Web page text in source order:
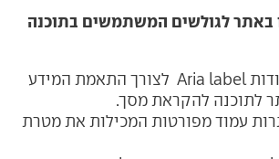
לגולשים המשתמשים בתוכנה
שימוש בפקודות Aria label לצורך התאמת המידע
לתוכנה להקראת מסך.
עמוד מפורטות המכילות את מטרת